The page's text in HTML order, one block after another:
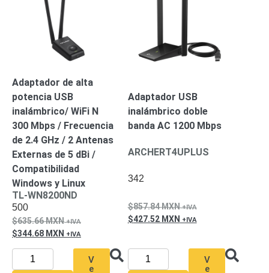
con
Respaldo
PoEPDU
de
EnergíaPoE
Kits-
Sistemas
Completos
IP
MegapixelTurboHD
de 4
CanalesTurboHD
Canales
Monitores
Pantallas
Adaptador de alta
potencia USB
inalámbrico/ WiFi N
300 Mbps / Frecuencia
de 2.4 GHz / 2 Antenas
Externas de 5 dBi /
Compatibilidad
Windows y Linux
TL-WN8200ND
500
635.66MXN
344.68 MXN
V
e
Adaptador USB
inalámbrico doble
banda AC 1200 Mbps
ARCHERT4UPLUS
342
857.84MXN
427.52 MXN
V
e